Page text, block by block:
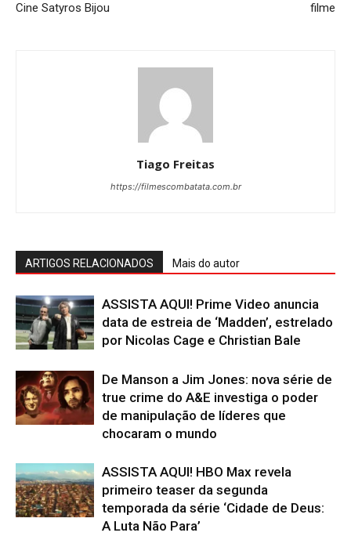
Cine Satyros Bijou
filme
Tiago Freitas
https://filmescombatata.com.br
ARTIGOS RELACIONADOS Mais do autor
ASSISTA AQUI! Prime Video anuncia
data de estreia de ‘Madden’, estrelado
por Nicolas Cage e Christian Bale
De Manson a Jim Jones: nova série de
true crime do A&E investiga o poder
de manipulação de líderes que
chocaram o mundo
ASSISTA AQUI! HBO Max revela
primeiro teaser da segunda
temporada da série ‘Cidade de Deus:
A Luta Não Para’